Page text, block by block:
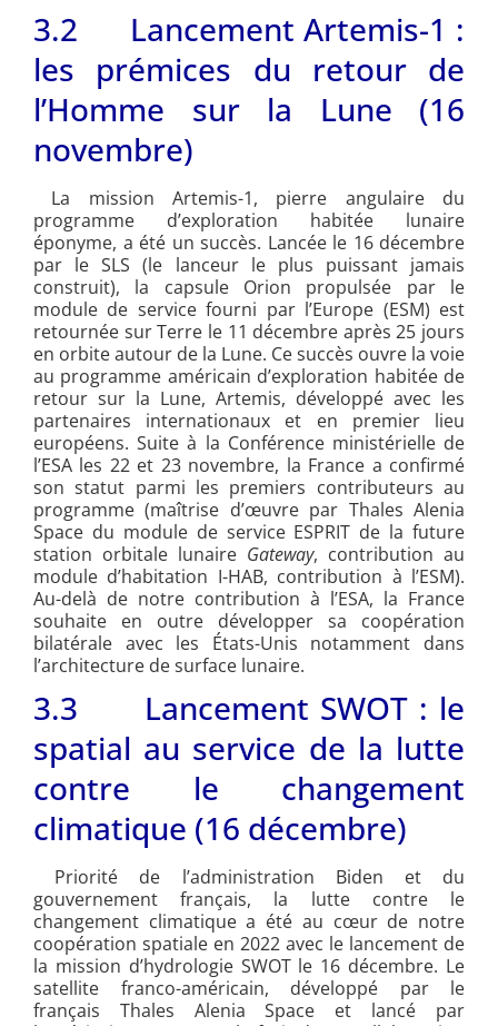
3.2 Lancement Artemis-1 :
les prémices du retour de
l’Homme sur la Lune (16
novembre)
La mission Artemis-1, pierre angulaire du
programme d’exploration habitée lunaire
éponyme, a été un succès. Lancée le 16 décembre
par le SLS (le lanceur le plus puissant jamais
construit), la capsule Orion propulsée par le
module de service fourni par l’Europe (ESM) est
retournée sur Terre le 11 décembre après 25 jours
en orbite autour de la Lune. Ce succès ouvre la voie
au programme américain d’exploration habitée de
retour sur la Lune, Artemis, développé avec les
partenaires internationaux et en premier lieu
européens. Suite à la Conférence ministérielle de
l’ESA les 22 et 23 novembre, la France a confirmé
son statut parmi les premiers contributeurs au
programme (maîtrise d’œuvre par Thales Alenia
Space du module de service ESPRIT de la future
station orbitale lunaire Gateway, contribution au
module d’habitation I-HAB, contribution à l’ESM).
Au-delà de notre contribution à l’ESA, la France
souhaite en outre développer sa coopération
bilatérale avec les États-Unis notamment dans
l’architecture de surface lunaire.
3.3 Lancement SWOT : le
spatial au service de la lutte
contre le changement
climatique (16 décembre)
Priorité de l’administration Biden et du
gouvernement français, la lutte contre le
changement climatique a été au cœur de notre
coopération spatiale en 2022 avec le lancement de
la mission d’hydrologie SWOT le 16 décembre. Le
satellite franco-américain, développé par le
français Thales Alenia Space et lancé par